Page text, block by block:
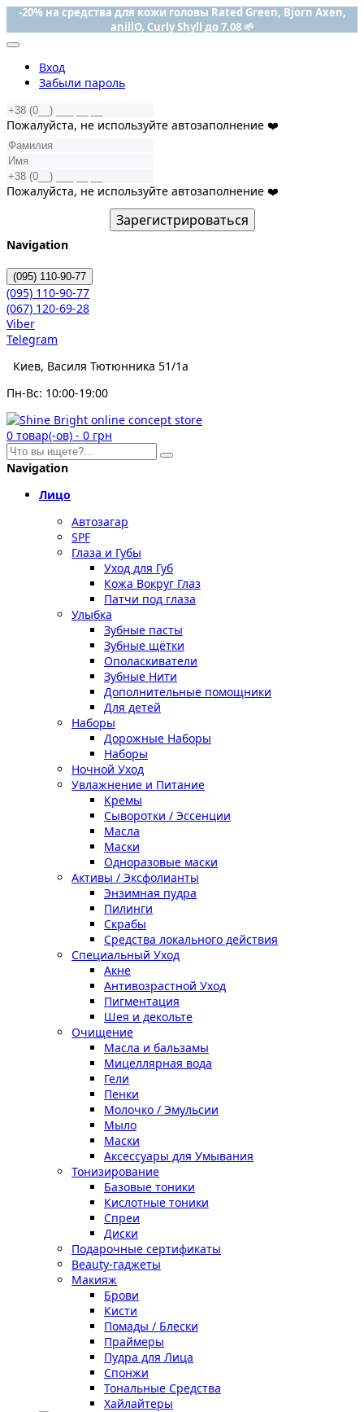
-20% на средства для кожи головы Rated Green, Bjorn Axen,
anillO, Curly Shyll до 7.08 🌱
Вход
Забыли пароль
Пожалуйста, не используйте автозаполнение ❤️
Пожалуйста, не используйте автозаполнение ❤️
Зарегистрироваться
Navigation
(095) 110-90-77
(095) 110-90-77
(067) 120-69-28
Viber
Telegram
Киев, Василя Тютюнника 51/1а
Пн-Вс: 10:00-19:00
0 товар(-ов) - 0 грн
Navigation
Лицо
Автозагар
SPF
Глаза и Губы
Уход для Губ
Кожа Вокруг Глаз
Патчи под глаза
Улыбка
Зубные пасты
Зубные щётки
Ополаскиватели
Зубные Нити
Дополнительные помощники
Для детей
Наборы
Дорожные Наборы
Наборы
Ночной Уход
Увлажнение и Питание
Кремы
Сыворотки / Эссенции
Масла
Маски
Одноразовые маски
Активы / Эксфолианты
Энзимная пудра
Пилинги
Скрабы
Средства локального действия
Специальный Уход
Акне
Антивозрастной Уход
Пигментация
Шея и декольте
Очищение
Масла и бальзамы
Мицеллярная вода
Гели
Пенки
Молочко / Эмульсии
Мыло
Маски
Аксессуары для Умывания
Тонизирование
Базовые тоники
Кислотные тоники
Спреи
Диски
Подарочные сертификаты
Beauty-гаджеты
Макияж
Брови
Кисти
Помады / Блески
Праймеры
Пудра для Лица
Спонжи
Тональные Средства
Хайлайтеры